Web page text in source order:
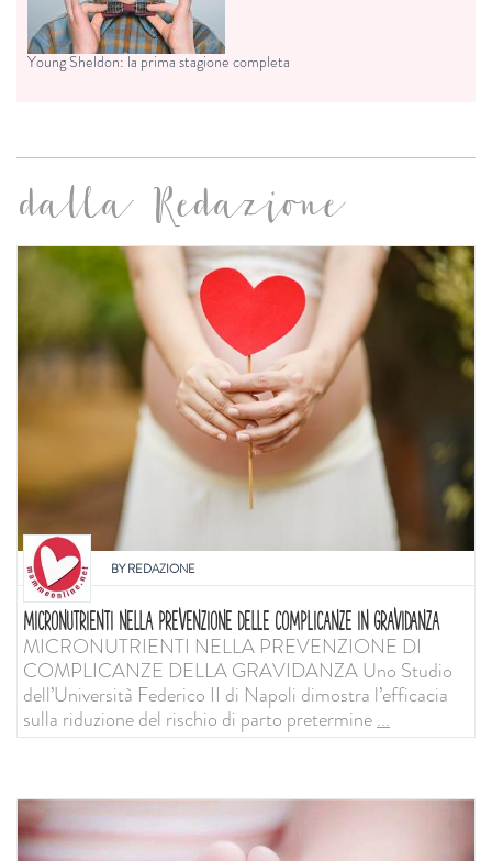
Young Sheldon: la prima stagione completa
dalla Redazione
BYREDAZIONE
MICRONUTRIENTI NELLA PREVENZIONE DELLE COMPLICANZE IN GRAVIDANZA
MICRONUTRIENTI NELLA PREVENZIONE DI
COMPLICANZE DELLA GRAVIDANZA Uno Studio
dell’Università Federico II di Napoli dimostra l’efficacia
sulla riduzione del rischio di parto pretermine...